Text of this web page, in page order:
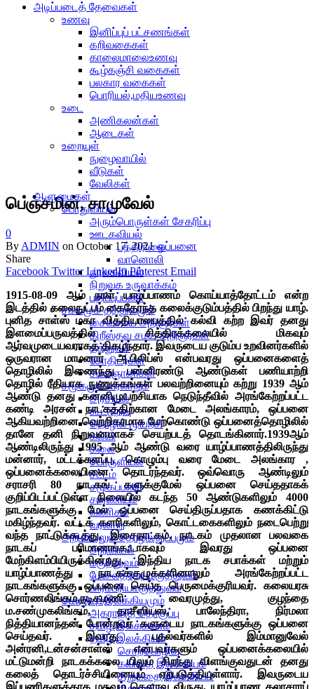
பெஞ்சமின், சாமுவேல்
0
By ADMIN on October 17, 2021 ஒப்பனை
Share
Facebook Twitter LinkedIn Pinterest Email
1915-08-09 ஆம் நாள் யாழ்ப்பாணம் கொய்யாத்தோட்டம் என்ற
இடத்தில் கலைநுட்பம் கைதேர்ந்த கலைக்குடும்பத்தில் பிறந்து யாழ்.
புனித சாள்ஸ் மகா வித்தியாலயத்தில் கல்வி கற்ற இவர் தனது
இளமைப்பருவத்தில் சித்திரக்கலையில் மிகவும்
ஆர்வமுடையவராகத் திகழ்ந்தார். இவருடைய குடும்ப உறவினர்களில்
ஒருவரான மாமனார் அ.பிலிப்ஸ் என்பவரது ஒப்பனைகளைத்
தொழிலில் இணைந்து பன்னிரண்டு ஆண்டுகள் பணியாற்றி
தொழில் ரீதியாக நுணுக்கங்கள் பலவற்றினையும்கற்று 1939 ஆம்
ஆண்டு தனது கன்னிமுயற்சியாக நெடுந்தீவில் அரங்கேற்றப்பட்ட
கண்டி அரசன் நாடகத்திற்கான மேடை அலங்காரம், ஒப்பனை
ஆகியவற்றினை வெற்றிகரமாக மேற்கொண்டு ஒப்பனைத்தொழிலில்
தானே தனி நிறுவனமாகச் செயற்படத் தொடங்கினார்.1939ஆம்
ஆண்டிலிருந்து 1995 ஆம் ஆண்டு வரை யாழ்ப்பாணத்திலிருந்து
மன்னார், மட்டக்களப்பு, கொழும்பு வரை மேடை அலங்கார ,
ஒப்பனைக்கலையினை தொடர்ந்தவர். ஒவ்வொரு ஆண்டிலும்
சராசரி 80 நாடகங் களுக்குமேல் ஒப்பனை செய்ததாகக்
குறிப்பிடப்பட்டுள்ள நிலையில் கடந்த 50 ஆண்டுகளிலும் 4000
நாடகங்களுக்கு மேல் ஒப்பனை செய்திருப்பதாக கணக்கிட்டு
மகிழ்ந்தவர். வட்டக் களரிகளிலும், கொட்டகைகளிலும் நடைபெற்று
வந்த நாட்டுக்கூத்து, இசைநாடகம், நாடகம் முதலான பலவகை
நாடகப் பரிமாணங்க;டாகவும் இவரது ஒப்பனை
மேற்கிளம்பியிருக்கின்றது. இந்திய நாடக சபாக்கள் மற்றும்
யாழ்ப்பாணத்து நாடகக்குழுக்களினாலும் அரங்கேற்றப்பட்ட
நாடகங்களுக்கு ஒப்பனை செய்த பெருமைக்குரியவர். கலையரசு
சொர்ணலிங்கம்,நடிகமணி வைரமுத்து, குழந்தை
ம.சண்முகலிங்கம், தாசீஸியஸ், பாலேந்திரா, நிர்மலா
நித்தியானந்தன் போன்றவர் களுடைய நாடகங்களுக்கு ஒப்பனை
செய்தவர். இவரது புதல்வர்களில் இம்மானுவேல்
அன்ரனி,டன்சன்சாள்ஸ் என்பவர்களும் ஒப்பனைக்கலையில்
மட்டுமன்றி நாடகக்கலை யிலும் சிறந்து விளங்குவதுடன் தனது
கலைத் தொடர்ச்சியினையும் ஏற்படுத்தியுள்ளார். இவருடைய
இப்பணிகளுக்காக மகவம் கௌரவ விருது, யாழ்ப்பாண கலாசாரப்
அடிப்படைத் தேவைகள்
உணவு
இனிப்புப் பட்சணங்கள்
கறிவகைகள்
காலைமாலைஉணவு
கூழ்கஞ்சி வகைகள்
பலகார வகைகள்
பொரியல்,மதியஉணவு
உடை
அணிகலன்கள்
ஆடைகள்
உறையுள்
நுழைவாயில்
வீடுகள்
வேலிகள்
ஆளுமைகள்
பொதுவியல்
அரும்பொருள்கள் சேகரிப்பு
ஊடகவியல்
பத்திரிகை
வானொலி
நூலகவியல்
நிறுவக உருவாக்கம்
பதிப்புப்பணி
சமயமும் தத்துவமும்
சைவசமய அறிஞர்கள்
கிறீஸ்தவ சமய அறிஞர்கள்
தத்துவம்
சோதிடர்கள்
சமயஞானிகள்
சமூகமும் வரலாறும்
அரசியல்
கூட்டுறவு
தொழில் முயற்சி
கல்வி
கலை
பொருளியல்
சட்டம்
சமூகப்பணி
சாரணியம்
வணிகம்
வரலாறு
அறிவியலும் தொழில்நுட்பமும்
அறிவியல்
மருத்துவம்
மேலைத்தேயமருத்துவம்
பாரம்பரியமருத்துவம்
மொழியும்இலக்கியமும்
அகராதித் தொகுப்பு
தமிழ் இலக்கணம்
தமிழ் இலக்கியம்
சொற்பொழிவு
கவிதை இலக்கியம்
சிறுகதை இலக்கியம்